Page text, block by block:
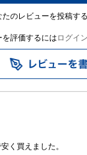
のレビューを投稿す
を評価するにはログイン
く買えました。